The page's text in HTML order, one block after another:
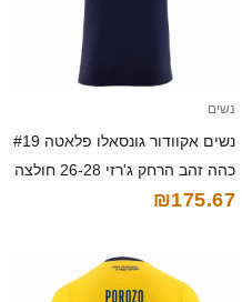
נשים
נשים אקוודור גונסאלו פלאטה #19
כהה זהב הרחק ג'רזי 26-28 חולצה
קצרה
₪175.67